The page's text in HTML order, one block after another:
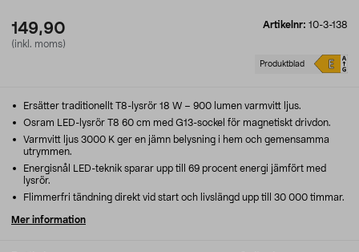
149,90
(inkl. moms)
Artikelnr: 10-3-138
Produktblad
Ersätter traditionellt T8-lysrör 18 W – 900 lumen varmvitt ljus.
Osram LED-lysrör T8 60 cm med G13-sockel för magnetiskt drivdon.
Varmvitt ljus 3000 K ger en jämn belysning i hem och gemensamma
utrymmen.
Energisnål LED-teknik sparar upp till 69 procent energi jämfört med
lysrör.
Flimmerfri tändning direkt vid start och livslängd upp till 30 000 timmar.
Mer information